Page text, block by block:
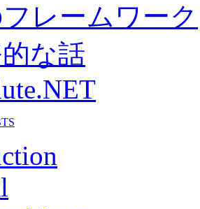
レームワーク
な話